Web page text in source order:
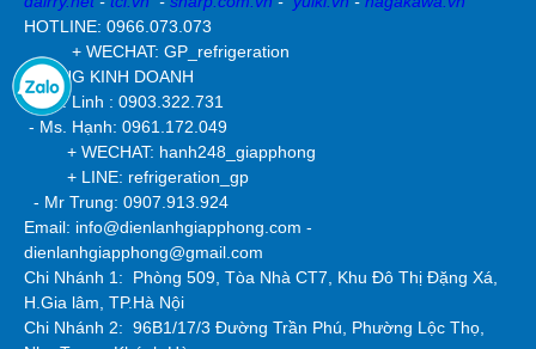
HOTLINE: 0966.073.073
+ WECHAT: GP_refrigeration
PHÒNG KINH DOANH
- Ms. Linh : 0903.322.731
- Ms. Hạnh: 0961.172.049
+ WECHAT: hanh248_giapphong
+ LINE: refrigeration_gp
- Mr Trung: 0907.913.924
Email: info@dienlanhgiapphong.com -
dienlanhgiapphong@gmail.com
Chi Nhánh 1: Phòng 509, Tòa Nhà CT7, Khu Đô Thị Đặng Xá,
H.Gia lâm, TP.Hà Nội
Chi Nhánh 2: 96B1/17/3 Đường Trần Phú, Phường Lộc Thọ,